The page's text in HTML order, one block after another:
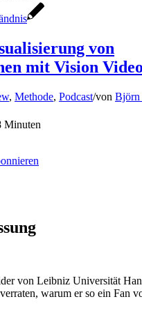
von
mit Vision
, Methode, Podcast/von Björn
Minuten
von Leibniz Universität
warum er so ein Fan